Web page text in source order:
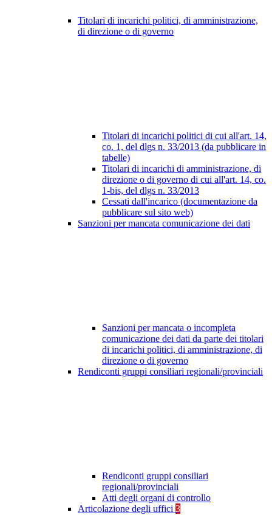
Titolari di incarichi politici, di amministrazione,
di direzione o di governo
Titolari di incarichi politici di cui all'art. 14,
co. 1, del dlgs n. 33/2013 (da pubblicare in
tabelle)
Titolari di incarichi di amministrazione, di
direzione o di governo di cui all'art. 14, co.
1-bis, del dlgs n. 33/2013
Cessati dall'incarico (documentazione da
pubblicare sul sito web)
Sanzioni per mancata comunicazione dei dati
Sanzioni per mancata o incompleta
comunicazione dei dati da parte dei titolari
di incarichi politici, di amministrazione, di
direzione o di governo
Rendiconti gruppi consiliari regionali/provinciali
Rendiconti gruppi consiliari
regionali/provinciali
Atti degli organi di controllo
Articolazione degli uffici 3